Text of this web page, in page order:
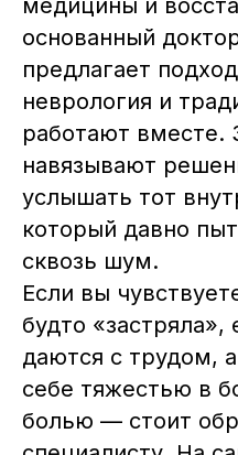
медицины и
основанный
предлагает
неврология и
работают вместе.
навязывают
услышать тот
который давно
сквозь шум.
Если вы
будто
даются с трудом,
себе тяжестью в
болью — стоит